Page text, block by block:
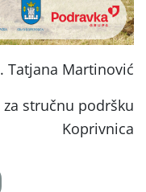
Tatjana Martinović
stručnu podršku
Koprivnica